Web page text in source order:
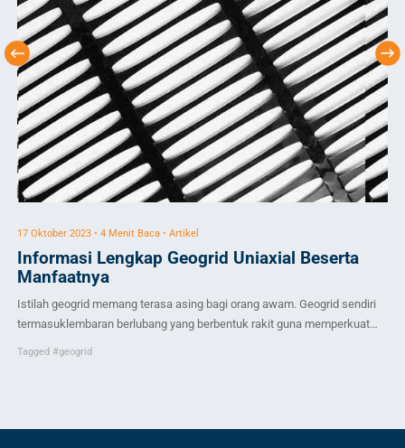
17 Oktober 2023 • 4 Menit Baca • Artikel
Informasi Lengkap Geogrid Uniaxial Beserta
Manfaatnya
Istilah geogrid memang terasa asing bagi orang awam. Geogrid sendiri
termasuklembaran berlubang yang berbentuk rakit guna memperkuat
Tagged #geogrid